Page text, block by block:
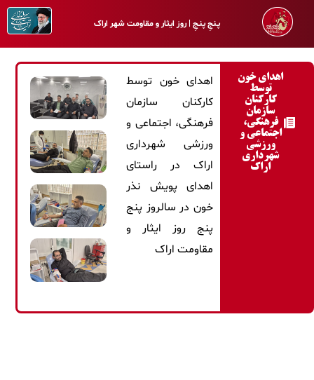
پـنجِ پنـجِ | روز ایثار و مقاومت شهر اراک
اهدای خون
توسط
کارکنان
سازمان
فرهنگی،
اجتماعی و
ورزشی
شهرداری
اراک
اهدای خون توسط
کارکنان سازمان
فرهنگی، اجتماعی و
ورزشی شهرداری
اراک در راستای
اهدای پویش نذر
خون در سالروز پنج
پنج روز ایثار و
مقاومت اراک